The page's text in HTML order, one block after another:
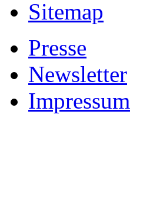
Sitemap
Presse
Newsletter
Impressum